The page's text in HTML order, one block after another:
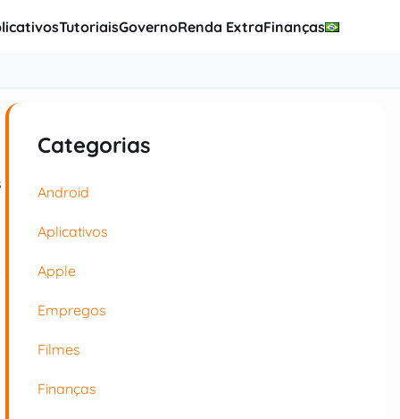
TutoriaisGovernoRenda ExtraFinanças
Categorias
Android
Aplicativos
Apple
Empregos
Filmes
Finanças